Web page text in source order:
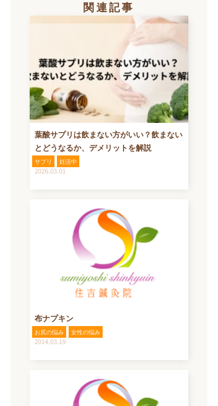
関連記事
葉酸サプリは飲まない方がいい？飲まない
とどうなるか、デメリットを解説
サプリ 妊活中
2026.03.01
布ナプキン
お尻の悩み 女性の悩み
2014.03.19